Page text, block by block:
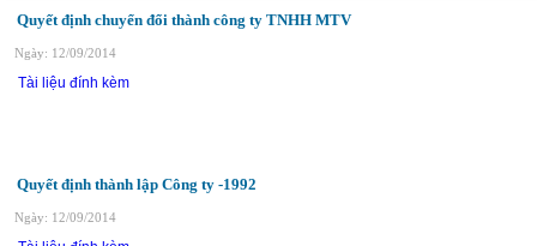
Quyết định chuyển đổi thành công ty TNHH MTV
Ngày: 12/09/2014
Tài liệu đính kèm
Quyết định thành lập Công ty -1992
Ngày: 12/09/2014